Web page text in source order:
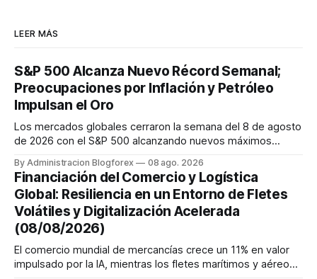
LEER MÁS
S&P 500 Alcanza Nuevo Récord Semanal;
Preocupaciones por Inflación y Petróleo
Impulsan el Oro
Los mercados globales cerraron la semana del 8 de agosto
de 2026 con el S&P 500 alcanzando nuevos máximos
renta fija vio una caída en los rendimientos del Tesoro de
EE. UU. tras un informe de empleo más débil. El petróleo se
mantuvo al ...
By Administracion Blogforex 08 ago. 2026
Financiación del Comercio y Logística
Global: Resiliencia en un Entorno de Fletes
Volátiles y Digitalización Acelerada
(08/08/2026)
El comercio mundial de mercancías crece un 11% en valor
impulsado por la IA, mientras los fletes marítimos y aéreos